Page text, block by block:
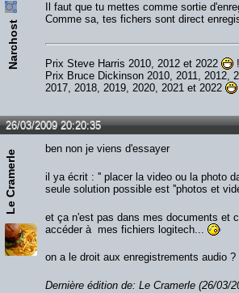
Narchost
Il faut que tu mettes comme sortie
Comme sa, tes fichers sont direct
Prix Steve Harris 2010, 2012 et 2022
Prix Bruce Dickinson 2010, 2011, 2012,
2017, 2018, 2019, 2020, 2021 et 2022
26/03/2009 20:20:35
Le Cramerle
ben non je viens d'essayer
il ya écrit : '' placer la video ou la photo
seule solution possible est ''photos et
et ça n'est pas dans mes documents et
accéder à mes fichiers logitech...
on a le droit aux enregistrements audio ?
Dernière édition de: Le Cramerle (26/03/